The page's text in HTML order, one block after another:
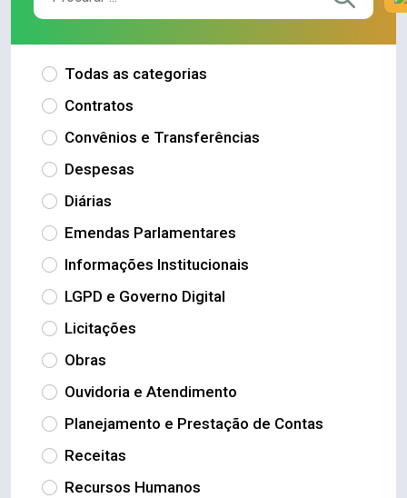
Todas as categorias
Contratos
Convênios e Transferências
Despesas
Diárias
Emendas Parlamentares
Informações Institucionais
LGPD e Governo Digital
Licitações
Obras
Ouvidoria e Atendimento
Planejamento e Prestação de Contas
Receitas
Recursos Humanos